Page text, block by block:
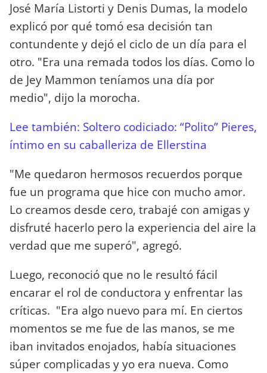
José María Listorti y Denis Dumas, la modelo
explicó por qué tomó esa decisión tan
contundente y dejó el ciclo de un día para el
otro. "Era una remada todos los días. Como lo
de Jey Mammon teníamos una día por
medio", dijo la morocha.
Lee también: Soltero codiciado: “Polito” Pieres,
íntimo en su caballeriza de Ellerstina
"Me quedaron hermosos recuerdos porque
fue un programa que hice con mucho amor.
Lo creamos desde cero, trabajé con amigas y
disfruté hacerlo pero la experiencia del aire la
verdad que me superó", agregó.
Luego, reconoció que no le resultó fácil
encarar el rol de conductora y enfrentar las
críticas. "Era algo nuevo para mí. En ciertos
momentos se me fue de las manos, se me
iban invitados enojados, había situaciones
súper complicadas y yo era nueva. Como